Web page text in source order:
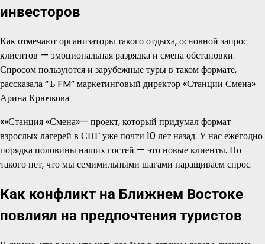
инвесторов
Как отмечают организаторы такого отдыха, основной запрос
клиентов — эмоциональная разрядка и смена обстановки.
Спросом пользуются и зарубежные туры в таком формате,
рассказала “Ъ FM” маркетинговый директор «Станции Смена»
Арина Крючкова:
«»Станция «Смена»— проект, который придумал формат
взрослых лагерей в СНГ уже почти 10 лет назад. У нас ежегодно
порядка половины наших гостей — это новые клиенты. Но
такого нет, что мы семимильными шагами наращиваем спрос.
Как конфликт на Ближнем Востоке
повлиял на предпочтения туристов